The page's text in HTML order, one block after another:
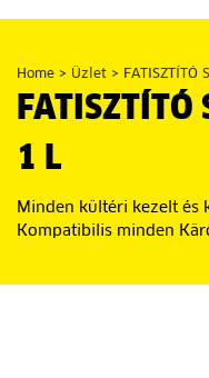
Home > Üzlet > FATISZTÍTÓ
FATISZTÍTÓ
1 L
Minden kültéri kezelt és
Kompatibilis minden